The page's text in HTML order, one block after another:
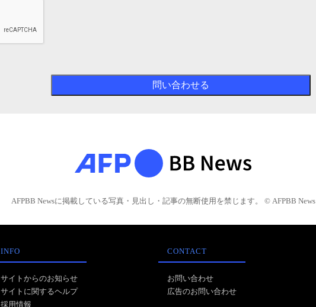
AFPBB Newsに掲載している写真・見出し・記事の無断使用を禁じます。 © AFPBB News
INFO
サイトからのお知らせ
サイトに関するヘルプ
採用情報
CONTACT
お問い合わせ
広告のお問い合わせ